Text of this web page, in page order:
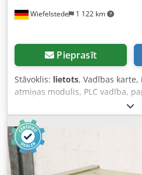
Wiefelstede 1 122 km
Pieprasīt
Stāvoklis: lietots, Vadības
atmiņas modulis, PLC vadība,
saskarnes modulis, analogā
analoga izeja, analogā ieeja,
Anj Abrjr -Ražotājs: Siemens,
Analog Input Oriģinālā
-Daudzums: 2 moduļi pieejami -
izmēri: 140/110/H50 mm -Svars: